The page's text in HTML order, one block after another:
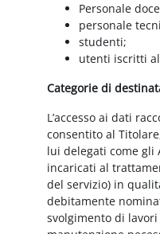
Personale
personale
studenti;
utenti iscritti
Categorie di
L’accesso ai dati
consentito al
lui delegati come gli
incaricati al
del servizio) in
debitamente
svolgimento di